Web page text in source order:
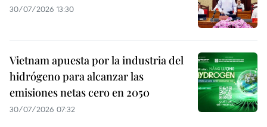
30/07/2026 13:30
Vietnam apuesta por la industria del
hidrógeno para alcanzar las
emisiones netas cero en 2050
30/07/2026 07:32